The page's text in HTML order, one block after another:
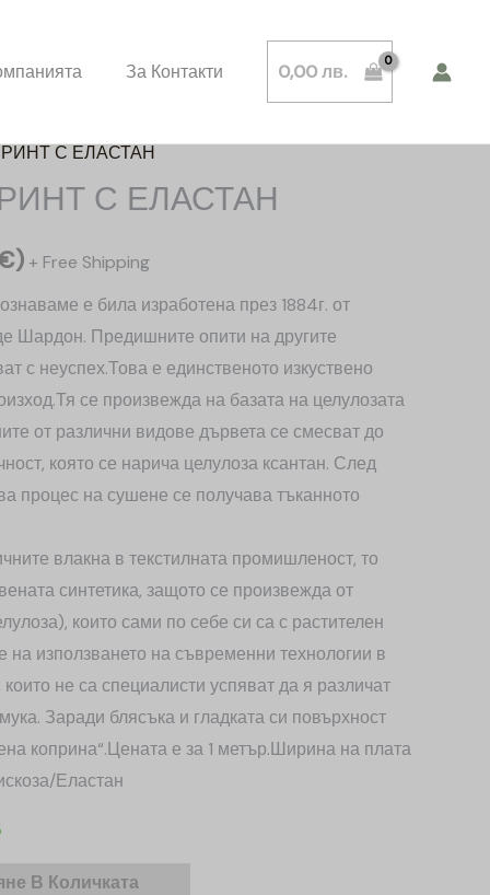
За Контакти 0,00лв.
С ЕЛАСТАН
С ЕЛАСТАН
) + Free Shipping
е била изработена през 1884г. от
Шардон. Предишните опити на другите
с неуспех.Това е единственото изкуствено
се произвежда на базата на целулозата
от различни видове дървета се смесват до
която се нарича целулоза ксантан. След
процес на сушене се получава тъканното
влакна в текстилната промишленост, то
синтетика, защото се произвежда от
които сами по себе си са с растителен
на използването на съвременни технологии в
не са специалисти успяват да я различат
Заради блясъка и гладката си повърхност
коприна“.Цената е за 1 метър.Ширина на плата
Еластан
В Количката